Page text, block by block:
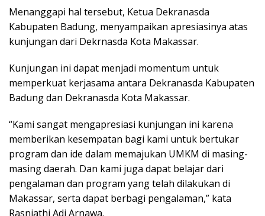
Menanggapi hal tersebut, Ketua Dekranasda
Kabupaten Badung, menyampaikan apresiasinya atas
kunjungan dari Dekrnasda Kota Makassar.
Kunjungan ini dapat menjadi momentum untuk
memperkuat kerjasama antara Dekranasda Kabupaten
Badung dan Dekranasda Kota Makassar.
“Kami sangat mengapresiasi kunjungan ini karena
memberikan kesempatan bagi kami untuk bertukar
program dan ide dalam memajukan UMKM di masing-
masing daerah. Dan kami juga dapat belajar dari
pengalaman dan program yang telah dilakukan di
Makassar, serta dapat berbagi pengalaman,” kata
Rasniathi Adi Arnawa.